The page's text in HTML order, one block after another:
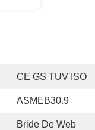
CE GS TUV ISO
ASMEB30.9
Bride De Web